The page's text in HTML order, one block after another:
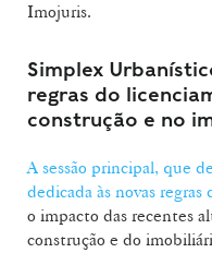
Imojuris.
Simplex
regras do
construção e no
A sessão principal, que
dedicada às novas
o impacto das recentes
construção e do